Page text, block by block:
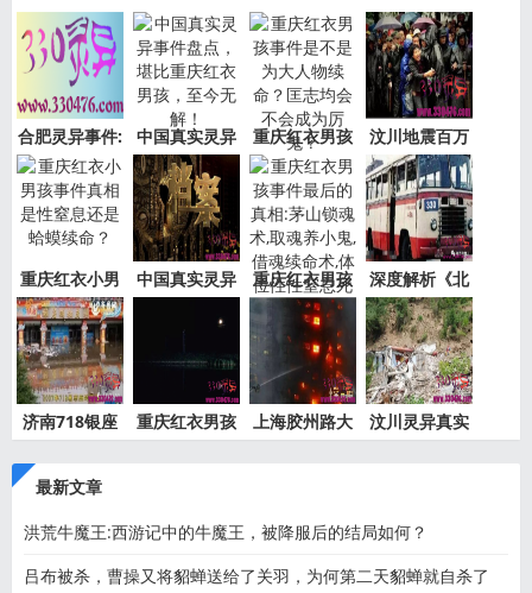
合肥灵异事件:
新加坡
中国真实灵异
事件盘
重庆红衣男孩
事件是
汶川地震百万
“阴兵
重庆红衣小男
孩事件
中国真实灵异
重庆红衣男孩
事件最
深度解析《北
京公交
济南718银座
重庆红衣男孩
上海胶州路大
汶川灵异真实
最新文章
洪荒牛魔王:西游记中的牛魔王，被降服后的结局如何？
吕布被杀，曹操又将貂蝉送给了关羽，为何第二天貂蝉就自杀了